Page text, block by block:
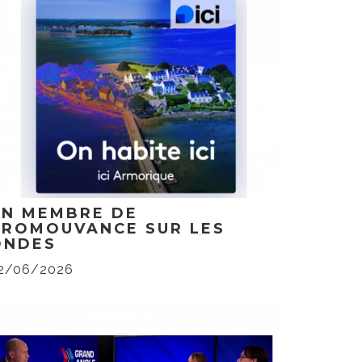
MEMBRE DE
SUR LES
06/2026